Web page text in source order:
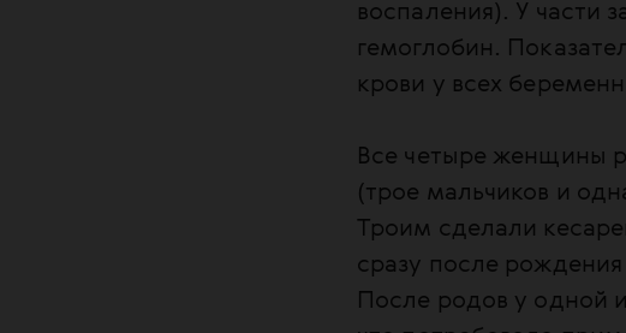
воспаления). У части
гемоглобин.
крови у всех
Все четыре женщины
(трое мальчиков и
Троим сделали
сразу после
После родов у одной